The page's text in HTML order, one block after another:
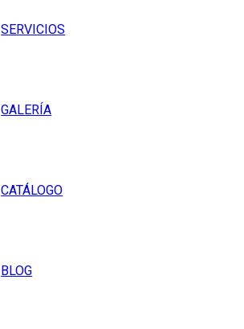
SERVICIOS
GALERÍA
CATÁLOGO
BLOG